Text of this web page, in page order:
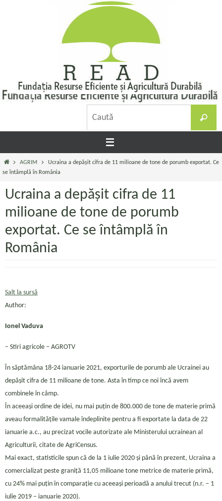
Caută
Prima
pagină
AGRIM
Ucraina a depășit cifra de 11 milioane de tone de porumb exportat. Ce
se întâmplă în România
Ucraina a depășit cifra de 11
milioane de tone de porumb
exportat. Ce se întâmplă în
România
Salt la sursă
Author:
Ionel Vaduva
– Stiri agricole – AGROTV
În săptămâna 18-24 ianuarie 2021, exporturile de porumb ale Ucrainei au
depășit cifra de 11 milioane de tone. Asta în timp ce noi încă avem
combinele în câmp.
În aceeași ordine de idei, nu mai puțin de 800.000 de tone de materie primă
aveau formalitățile vamale îndeplinite pentru a fi exportate la data de 22
ianuarie a.c., au precizat vocile autorizate ale Ministerului ucrainean al
Agriculturii, citate de AgriCensus.
Mai exact, statisticile spun că de la 1 iulie 2020 și până în prezent, Ucraina a
comercializat peste graniță 11,05 milioane tone metrice de materie primă,
cu 24% mai puțin în comparație cu aceeași perioadă a anului trecut (n.r. – 1
iulie 2019 – ianuarie 2020).